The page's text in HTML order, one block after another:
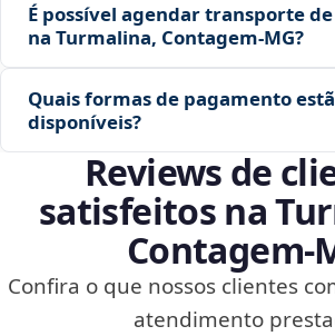
É possível agendar transporte
na Turmalina, Contagem‑MG?
Quais formas de pagamento
disponíveis?
Reviews de
satisfeitos na
Confira o que nossos clientes
atendimento